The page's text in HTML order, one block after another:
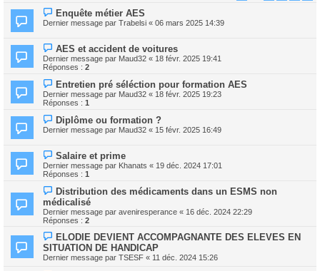
Enquête métier AES
Dernier message par Trabelsi « 06 mars 2025 14:39
AES et accident de voitures
Dernier message par Maud32 « 18 févr. 2025 19:41
Réponses : 2
Entretien pré séléction pour formation AES
Dernier message par Maud32 « 18 févr. 2025 19:23
Réponses : 1
Diplôme ou formation ?
Dernier message par Maud32 « 15 févr. 2025 16:49
Salaire et prime
Dernier message par Khanats « 19 déc. 2024 17:01
Réponses : 1
Distribution des médicaments dans un ESMS non
médicalisé
Dernier message par aveniresperance « 16 déc. 2024 22:29
Réponses : 2
ELODIE DEVIENT ACCOMPAGNANTE DES ELEVES EN
SITUATION DE HANDICAP
Dernier message par TSESF « 11 déc. 2024 15:26